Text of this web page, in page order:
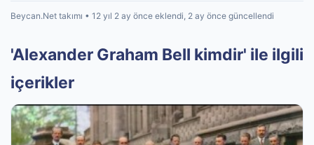
Beycan.Net takımı • 12 yıl 2 ay önce eklendi, 2 ay önce güncellendi
'Alexander Graham Bell kimdir' ile ilgili
içerikler